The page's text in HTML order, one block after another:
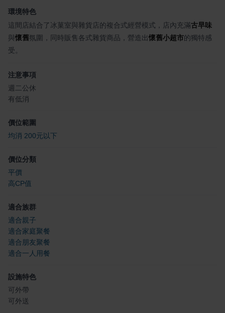
環境特色
這間店結合了冰菓室與雜貨店的複合式經營模式，店內充滿古早味
與懷舊氛圍，同時販售各式雜貨商品，營造出懷舊小超市的獨特感
受。
注意事項
週二公休
有低消
價位範圍
均消 200元以下
價位分類
平價
高CP值
適合族群
適合親子
適合家庭聚餐
適合朋友聚餐
適合一人用餐
設施特色
可外帶
可外送